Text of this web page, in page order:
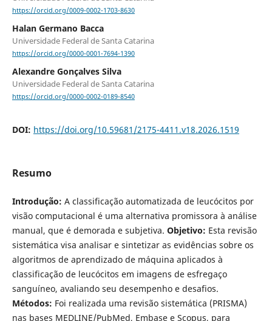
https://orcid.org/0009-0002-1703-8630
Halan Germano Bacca
Universidade Federal de Santa Catarina
https://orcid.org/0000-0001-7694-1390
Alexandre Gonçalves Silva
Universidade Federal de Santa Catarina
https://orcid.org/0000-0002-0189-8540
DOI: https://doi.org/10.59681/2175-4411.v18.2026.1519
Resumo
Introdução: A classificação automatizada de leucócitos por
visão computacional é uma alternativa promissora à análise
manual, que é demorada e subjetiva. Objetivo: Esta revisão
sistemática visa analisar e sintetizar as evidências sobre os
algoritmos de aprendizado de máquina aplicados à
classificação de leucócitos em imagens de esfregaço
sanguíneo, avaliando seu desempenho e desafios.
Métodos: Foi realizada uma revisão sistemática (PRISMA)
nas bases MEDLINE/PubMed, Embase e Scopus, para